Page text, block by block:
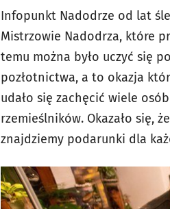
Infopunkt Nadodrze od lat
Mistrzowie Nadodrza, które
temu można było uczyć się
pozłotnictwa, a to okazja
udało się zachęcić wiele
rzemieślników. Okazało się,
znajdziemy podarunki dla